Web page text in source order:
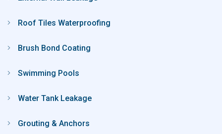
Roof Tiles Waterproofing
Brush Bond Coating
Swimming Pools
Water Tank Leakage
Grouting & Anchors